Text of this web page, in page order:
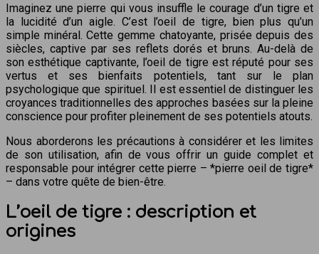
Imaginez une pierre qui vous insuffle le courage d’un tigre et
la lucidité d’un aigle. C’est l’oeil de tigre, bien plus qu’un
simple minéral. Cette gemme chatoyante, prisée depuis des
siècles, captive par ses reflets dorés et bruns. Au-delà de
son esthétique captivante, l’oeil de tigre est réputé pour ses
vertus et ses bienfaits potentiels, tant sur le plan
psychologique que spirituel. Il est essentiel de distinguer les
croyances traditionnelles des approches basées sur la pleine
conscience pour profiter pleinement de ses potentiels atouts.
Nous aborderons les précautions à considérer et les limites
de son utilisation, afin de vous offrir un guide complet et
responsable pour intégrer cette pierre – *pierre oeil de tigre*
– dans votre quête de bien-être.
L’oeil de tigre : description et
origines